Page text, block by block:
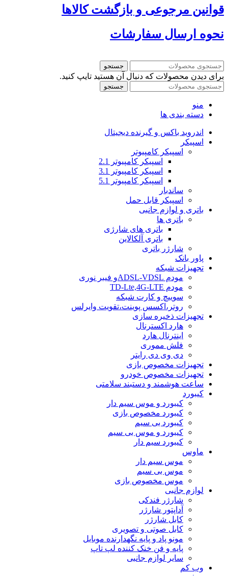
قوانین مرجوعی و بازگشت کالاها
نحوه ارسال سفارشات
جستجو
برای دیدن محصولات که دنبال آن هستید تایپ کنید.
جستجو
منو
دسته بندی ها
اندروید باکس و گیرنده دیجیتال
اسپیکر
اسپیکر کامپیوتر
اسپیکر کامپیوتر 2.1
اسپیکر کامپیوتر 3.1
اسپیکر کامپیوتر 5.1
ساندبار
اسپیکر قابل حمل
باتری و لوازم جانبی
باتری ها
باتری های شارژی
باتری آلکالاین
شارژر باتری
پاور بانک
تجهیزات شبکه
مودم ADSL-VDSLو فیبر نوری
مودم TD-Lte,4G-LTE
سوییچ و کارت شبکه
روتر،اکسس پوینت،تقویت وایرلس
تجهیزات ذخیره سازی
هارد اکسترنال
اینترنال هارد
فلش مموری
دی وی دی رایتر
تجهیزات مخصوص بازی
تجهیزات مخصوص خودرو
ساعت هوشمند و دستبند سلامتی
کیبورد
کیبورد و موس سیم دار
کیبورد مخصوص بازی
کیبورد بی سیم
کیبورد و موس بی سیم
کیبورد سیم دار
ماوس
موس سیم دار
موس بی سیم
موس مخصوص بازی
لوازم جانبی
شارژر فندکی
آداپتور شارژر
کابل شارژر
کابل صوتی و تصویری
مونو پاد و پایه نگهدارنده موبایل
پایه و فن خنک کننده لپ تاپ
سایر لوازم جانبی
وب کم